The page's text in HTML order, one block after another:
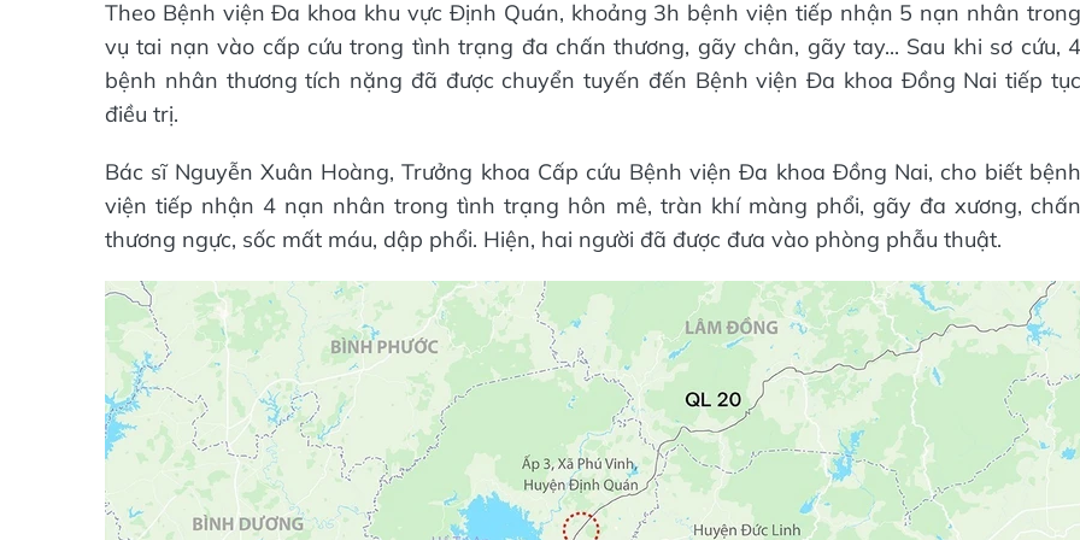
Theo Bệnh viện Đa khoa khu vực Định Quán, khoảng 3h bệnh viện tiếp nhận 5 nạn nhân trong
vụ tai nạn vào cấp cứu trong tình trạng đa chấn thương, gãy chân, gãy tay... Sau khi sơ cứu, 4
bệnh nhân thương tích nặng đã được chuyển tuyến đến Bệnh viện Đa khoa Đồng Nai tiếp tục
điều trị.
Bác sĩ Nguyễn Xuân Hoàng, Trưởng khoa Cấp cứu Bệnh viện Đa khoa Đồng Nai, cho biết bệnh
viện tiếp nhận 4 nạn nhân trong tình trạng hôn mê, tràn khí màng phổi, gãy đa xương, chấn
thương ngực, sốc mất máu, dập phổi. Hiện, hai người đã được đưa vào phòng phẫu thuật.